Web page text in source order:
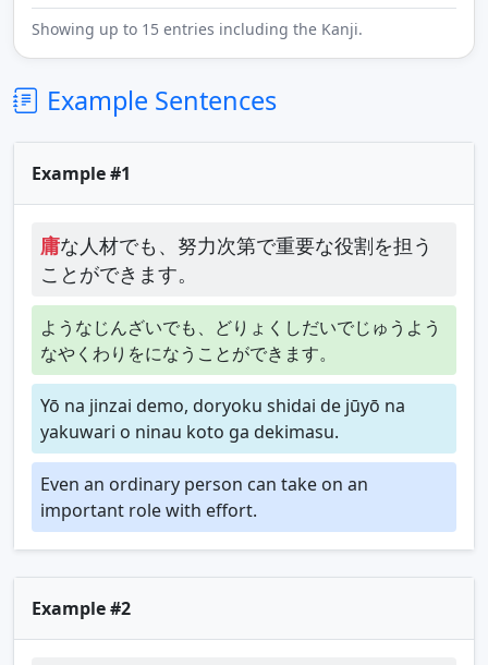
Showing up to 15 entries including the Kanji.
Example Sentences
Example #1
庸な人材でも、努力次第で重要な役割を担う
ことができます。
ようなじんざいでも、どりょくしだいでじゅうよう
なやくわりをになうことができます。
Yō na jinzai demo, doryoku shidai de jūyō na
yakuwari o ninau koto ga dekimasu.
Even an ordinary person can take on an
important role with effort.
Example #2